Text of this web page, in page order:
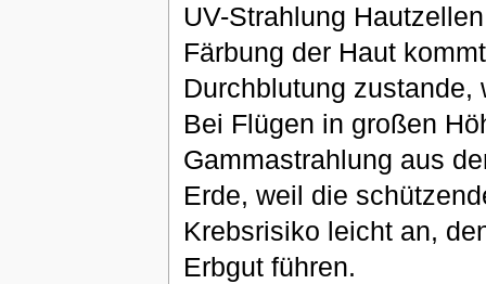
UV-Strahlung
Färbung der Haut
Durchblutung zustande,
Bei Flügen in großen
Gammastrahlung aus
Erde, weil die
Krebsrisiko leicht an,
Erbgut führen.